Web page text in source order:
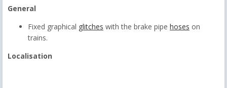
General
Fixed graphical glitches with the brake pipe hoses on
trains.
Localisation